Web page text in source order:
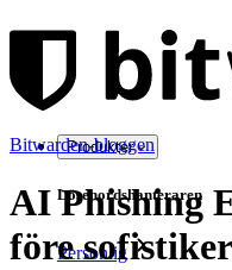
Produkter
Lösenordshanteraren
Personlig
Bitwarden-bloggen
AI Phishing
före